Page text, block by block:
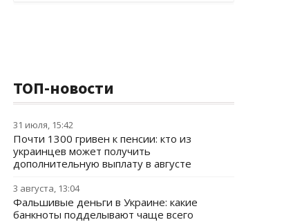
ТОП-новости
31 июля, 15:42
Почти 1300 гривен к пенсии: кто из
украинцев может получить
дополнительную выплату в августе
3 августа, 13:04
Фальшивые деньги в Украине: какие
банкноты подделывают чаще всего